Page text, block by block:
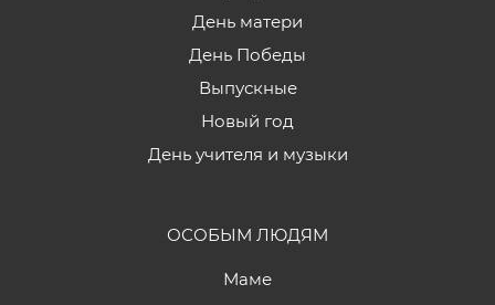
День матери
День Победы
Выпускные
Новый год
День учителя и музыки
ОСОБЫМ ЛЮДЯМ
Маме